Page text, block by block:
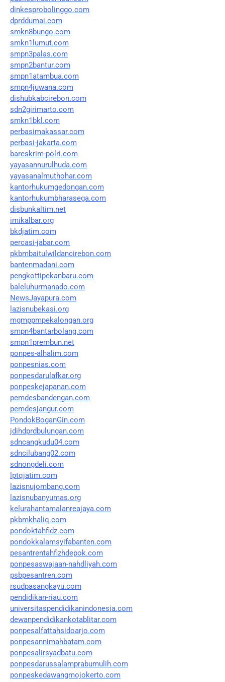
dinkesprobolinggo.com
dprddumai.com
smkn8bungo.com
smkn1lumut.com
smpn3palas.com
smpn2bantur.com
smpn1atambua.com
smpn4juwana.com
dishubkabcirebon.com
sdn2girimarto.com
smkn1bkl.com
perbasimakassar.com
perbasi-jakarta.com
bareskrim-polri.com
yayasannurulhuda.com
yayasanalmuthohar.com
kantorhukumgedongan.com
kantorhukumbharasega.com
disbunkaltim.net
imikalbar.org
bkdjatim.com
percasi-jabar.com
pkbmbaitulwildancirebon.com
bantenmadani.com
pengkottipekanbaru.com
baleluhurmanado.com
NewsJayapura.com
lazisnubekasi.org
mgmppmpekalongan.org
smpn4bantarbolang.com
smpn1prembun.net
ponpes-alhalim.com
ponpesnias.com
ponpesdarulafkar.org
ponpeskejapanan.com
pemdesbandengan.com
pemdesjangur.com
PondokBoganGin.com
jdihdprdbulungan.com
sdncangkudu04.com
sdncilubang02.com
sdnongdeli.com
lptqjatim.com
lazisnujombang.com
lazisnubanyumas.org
kelurahantamalanreajaya.com
pkbmkhaliq.com
pondoktahfidz.com
pondokkalamsyifabanten.com
pesantrentahfizhdepok.com
ponpesaswajaan-nahdliyah.com
psbpesantren.com
rsudpasangkayu.com
pendidikan-riau.com
universitaspendidikanindonesia.com
dewanpendidikankotablitar.com
ponpesalfattahsidoarjo.com
ponpesannimahbatam.com
ponpesalirsyadbatu.com
ponpesdarussalamprabumulih.com
ponpeskedawangmojokerto.com